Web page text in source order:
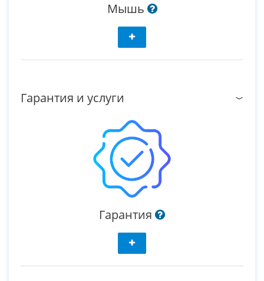
Мышь
Гарантия и услуги
Гарантия